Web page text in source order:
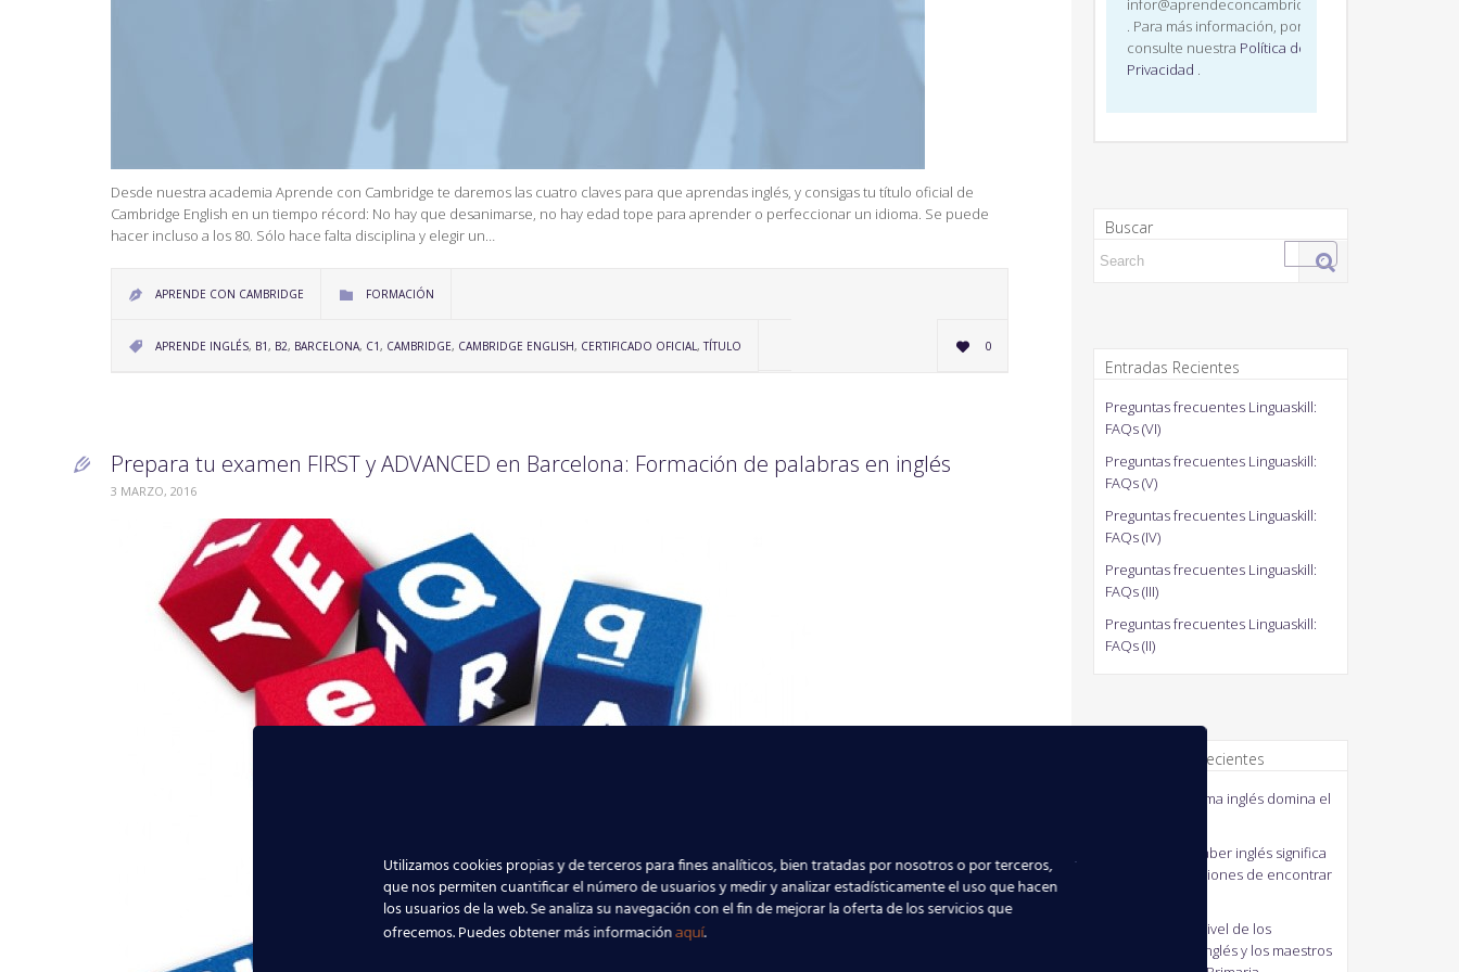
Desde nuestra academia Aprende con Cambridge te daremos las cuatro claves para que aprendas inglés, y consigas tu título oficial de
Cambridge English en un tiempo récord: No hay que desanimarse, no hay edad tope para aprender o perfeccionar un idioma. Se puede
hacer incluso a los 80. Sólo hace falta disciplina y elegir un…
 APRENDE CON CAMBRIDGE  CATEGORY
FORMACIÓN
 CATEGORY
APRENDE INGLÉS, B1 , B2, BARCELONA, C1 , CAMBRIDGE, CAMBRIDGE ENGLISH, CERTIFICADO OFICIAL ,TÍTULO  LOVE
IT0
 Prepara tu examen FIRST y ADVANCED en Barcelona: Formación de palabras en inglés
3 MARZO, 2016
infor@aprendeconcambridge.com
. Para más información, por favor,
consulte nuestra Política de
Privacidad .
Buscar
Entradas Recientes
Preguntas frecuentes Linguaskill:
FAQs (VI)
Preguntas frecuentes Linguaskill:
FAQs (V)
Preguntas frecuentes Linguaskill:
FAQs (IV)
Preguntas frecuentes Linguaskill:
FAQs (III)
Preguntas frecuentes Linguaskill:
FAQs (II)
Comentarios recientes
El idioma inglés domina el
Saber inglés significa
mejorar tus opciones de encontrar
Bajo nivel de los
profesores de inglés y los maestros
Utilizamos cookies propias y de terceros para fines analíticos, bien tratadas por nosotros o por terceros,
que nos permiten cuantificar el número de usuarios y medir y analizar estadísticamente el uso que hacen
los usuarios de la web. Se analiza su navegación con el fin de mejorar la oferta de los servicios que
ofrecemos. Puedes obtener más informaciónaquí.